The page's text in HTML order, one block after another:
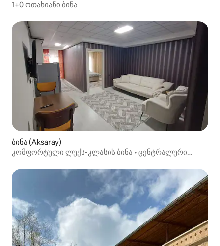
1+0 ოთახიანი ბინა
ბინა (Aksaray)
კომფორტული ლუქს-კლასის ბინა • ცენტრალური